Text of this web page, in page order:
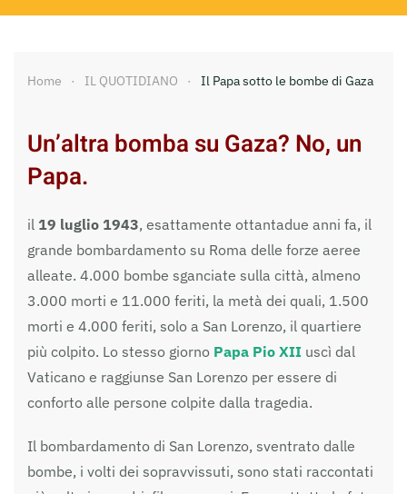
Home IL QUOTIDIANO Il Papa sotto le bombe di Gaza
Un’altra bomba su Gaza? No, un
Papa.
il 19 luglio 1943, esattamente ottantadue anni fa, il
grande bombardamento su Roma delle forze aeree
alleate. 4.000 bombe sganciate sulla città, almeno
3.000 morti e 11.000 feriti, la metà dei quali, 1.500
morti e 4.000 feriti, solo a San Lorenzo, il quartiere
più colpito. Lo stesso giorno Papa Pio XII uscì dal
Vaticano e raggiunse San Lorenzo per essere di
conforto alle persone colpite dalla tragedia.
Il bombardamento di San Lorenzo, sventrato dalle
bombe, i volti dei sopravvissuti, sono stati raccontati